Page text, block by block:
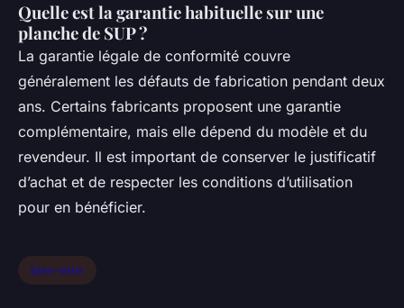
Quelle est la garantie habituelle sur une
planche de SUP ?
La garantie légale de conformité couvre
généralement les défauts de fabrication pendant deux
ans. Certains fabricants proposent une garantie
complémentaire, mais elle dépend du modèle et du
revendeur. Il est important de conserver le justificatif
d’achat et de respecter les conditions d’utilisation
pour en bénéficier.
bien-etre